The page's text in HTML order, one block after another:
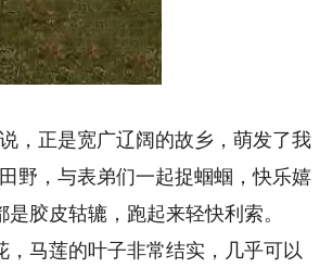
正是宽广辽阔的故乡，萌发了我
野，与表弟们一起捉蝈蝈，快乐嬉
胶皮轱辘，跑起来轻快利索。
马莲的叶子非常结实，几乎可以